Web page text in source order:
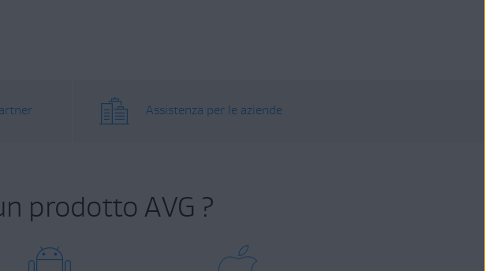
Assistenza per le aziende
prodotto AVG ?